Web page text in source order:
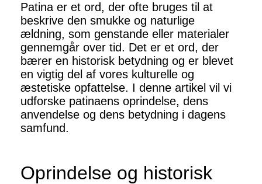
Patina er et ord, der ofte bruges til at
beskrive den smukke og naturlige
ældning, som genstande eller materialer
gennemgår over tid. Det er et ord, der
bærer en historisk betydning og er blevet
en vigtig del af vores kulturelle og
æstetiske opfattelse. I denne artikel vil vi
udforske patinaens oprindelse, dens
anvendelse og dens betydning i dagens
samfund.
Oprindelse og historisk